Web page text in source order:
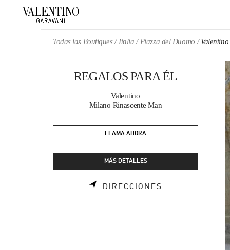
Todas las Boutiques Italia Piazza del Duomo
REGALOS PARA ÉL
Valentino
Milano Rinascente Man
LLAMA AHORA
MÁS DETALLES
DIRECCIONES